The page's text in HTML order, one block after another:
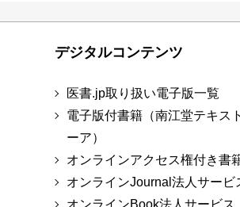
デジタルコンテンツ
医書.jp取り扱い電子版一覧
電子版付書籍（南江堂テキス
ーア）
オンラインアクセス権付き書
オンラインJournal法人サービ
オンラインBook法人サービス